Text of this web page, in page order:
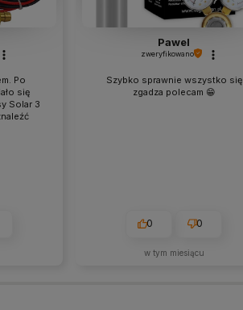
Po
się
Solar 3
Pawel
zweryfikowano
Szybko sprawnie wszystko się
zgadza polecam 😁
0 0
w tym miesiącu